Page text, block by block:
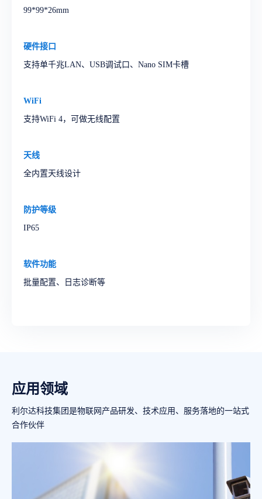
99*99*26mm
硬件接口
支持单千兆LAN、USB调试口、Nano SIM卡槽
WiFi
支持WiFi 4，可做无线配置
天线
全内置天线设计
防护等级
IP65
软件功能
批量配置、日志诊断等
应用领域
利尔达科技集团是物联网产品研发、技术应用、服务落地的一站式
合作伙伴